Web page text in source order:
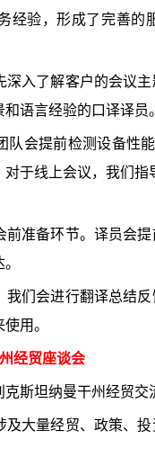
经验，形成了完善的
深入了解客户的会议
语言经验的口译译员。
队会提前检测设备性
于线上会议，我们
前准备环节。译员会
我们会进行翻译总结
用。
经贸座谈会
斯坦纳曼干州经贸交
及大量经贸、政策、